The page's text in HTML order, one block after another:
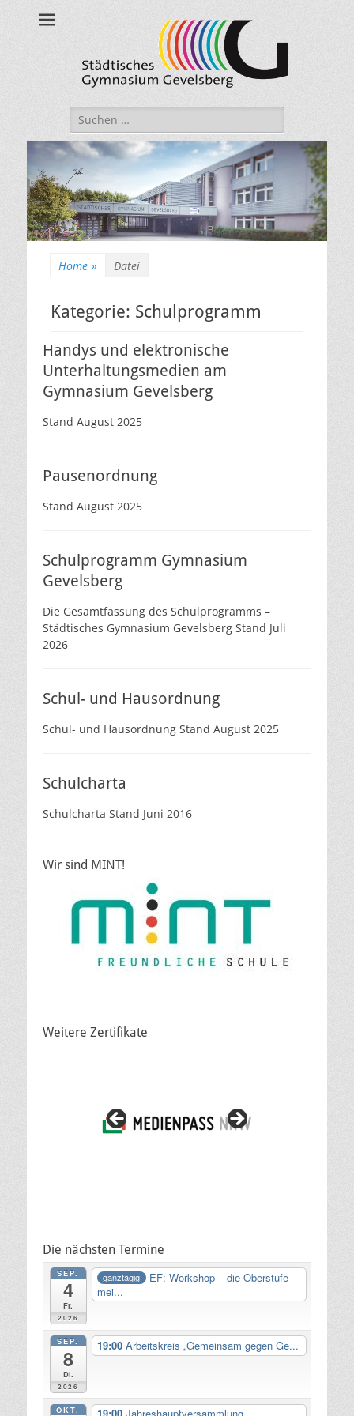
Städtisches
Gymnasium
Gevelsberg
Suche
nach:
Home » Datei
Kategorie: Schulprogramm
Handys und elektronische
Unterhaltungsmedien am
Gymnasium Gevelsberg
Stand August 2025
Pausenordnung
Stand August 2025
Schulprogramm Gymnasium
Gevelsberg
Die Gesamtfassung des Schulprogramms –
Städtisches Gymnasium Gevelsberg Stand Juli
2026
Schul- und Hausordnung
Schul- und Hausordnung Stand August 2025
Schulcharta
Schulcharta Stand Juni 2016
Wir sind MINT!
Weitere Zertifikate
Die nächsten Termine
SEP.
4
Fr.
2026
ganztägig
EF: Workshop – die Oberstufe
mei...
SEP.
8
Di.
2026
19:00 Arbeitskreis „Gemeinsam gegen Ge...
OKT.